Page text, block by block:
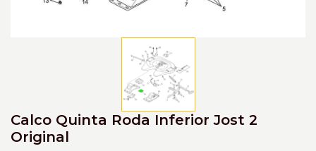
Calco Quinta Roda Inferior Jost 2
Original